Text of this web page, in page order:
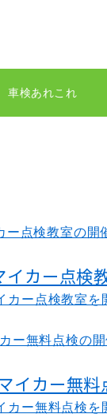
車検あれこれ
カー点検
カー点検教室
イカー無料
カー無料点検